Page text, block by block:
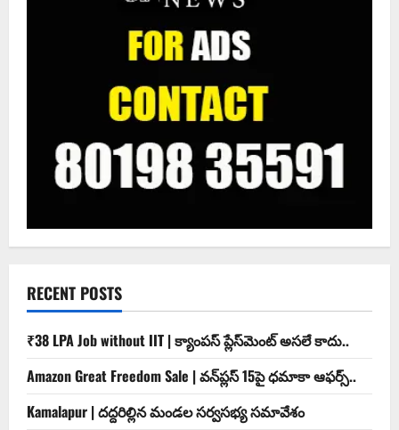
RECENT POSTS
₹38 LPA Job without IIT | క్యాంపస్ ప్లేస్‌మెంట్ అసలే కాదు..
Amazon Great Freedom Sale | వన్‌ప్లస్ 15పై ధమాకా ఆఫర్స్..
Kamalapur | దద్దరిల్లిన మండల సర్వసభ్య సమావేశం